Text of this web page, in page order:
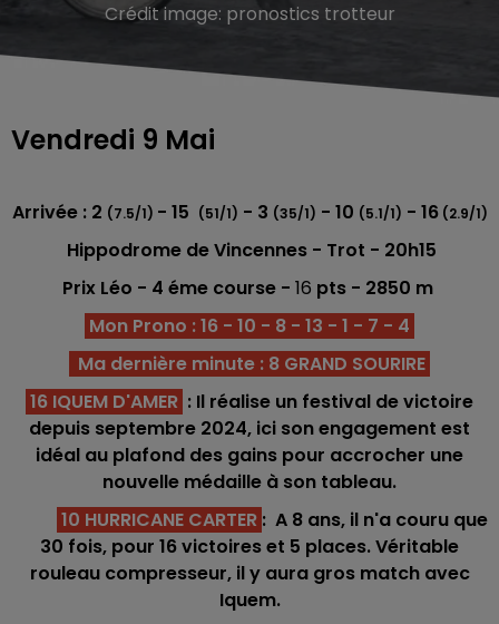
Crédit image: pronostics trotteur
Vendredi 9 Mai
Arrivée : 2 (7.5/1) - 15 (51/1) - 3 (35/1) - 10 (5.1/1) - 16(2.9/1)
Hippodrome de Vincennes - Trot - 20h15
Prix Léo - 4 éme course - 16 pts - 2850 m
Mon Prono : 16 - 10 - 8 - 13 - 1 - 7 - 4
Ma dernière minute : 8 GRAND SOURIRE
16 IQUEM D'AMER : Il réalise un festival de victoire
depuis septembre 2024, ici son engagement est
idéal au plafond des gains pour accrocher une
nouvelle médaille à son tableau.
10 HURRICANE CARTER : A 8 ans, il n'a couru que
30 fois, pour 16 victoires et 5 places. Véritable
rouleau compresseur, il y aura gros match avec
Iquem.